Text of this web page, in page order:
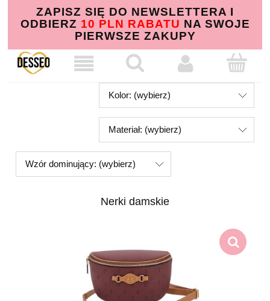
ZAPISZ SIĘ DO NEWSLETTERA I
ODBIERZ 10 PLN RABATU NA SWOJE
PIERWSZE ZAKUPY
Kolor: (wybierz)
Materiał: (wybierz)
Wzór dominujący: (wybierz)
Nerki damskie